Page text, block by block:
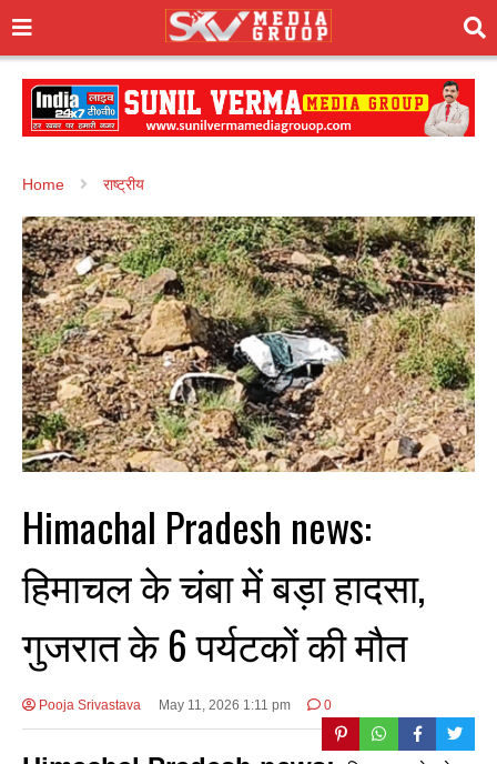
Home राष्ट्रीय
Himachal Pradesh news:
हिमाचल के चंबा में बड़ा हादसा,
गुजरात के 6 पर्यटकों की मौत
Pooja Srivastava May 11, 2026 1:11 pm 0